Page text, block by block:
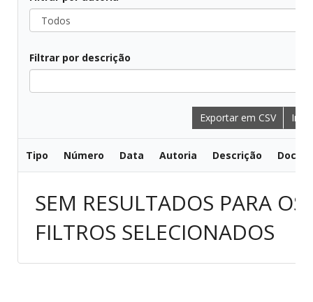
Todos
Filtrar por descrição
Exportar em CSV
Tipo Número Data Autoria Descrição
SEM RESULTADOS PARA OS
FILTROS SELECIONADOS